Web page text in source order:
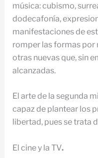
música: cubismo,
dodecafonía,
manifestaciones de
romper las formas por
otras nuevas que, sin
alcanzadas.
El arte de la segunda
capaz de plantear los
libertad, pues se trata
El cine y la TV.